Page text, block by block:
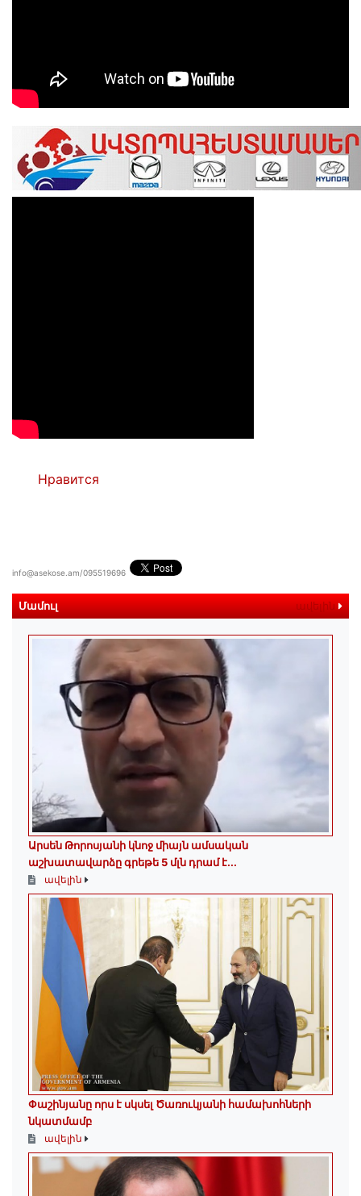
Нравится
info@asekose.am/095519696
Մամուլ ավելին
Արսեն Թորոսյանի կնոջ միայն ամսական
աշխատավարձը գրեթե 5 մլն դրամ է․․․
ավելին
Փաշինյանը որս է սկսել Ծառուկյանի համախոհների
նկատմամբ
ավելին